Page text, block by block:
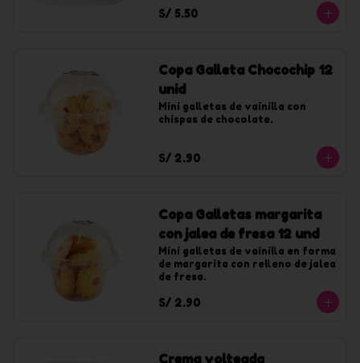
S/ 5.50
Copa Galleta Chocochip 12
unid
Mini galletas de vainilla con
chispas de chocolate.
S/ 2.90
Copa Galletas margarita
con jalea de fresa 12 und
Mini galletas de vainilla en forma
de margarita con relleno de jalea
de fresa.
S/ 2.90
Crema volteada